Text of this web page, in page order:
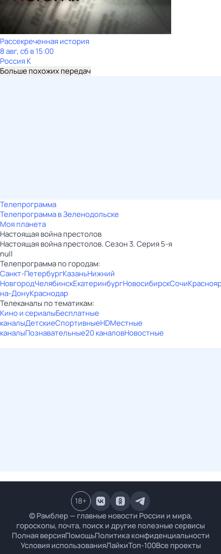
Рассекреченная история
8 авг, сб в 15:00
Россия К
Больше похожих передач
Телепрограмма
Телепрограмма в Зеленодольске
Моя планета
Настоящая война престолов
Настоящая война престолов. Сезон 3. Серия 5-я
null
Телепрограмма по городам:
Санкт-ПетербургКазаньНижний
НовгородЧелябинскЕкатеринбургНовосибирскСочи
на-ДонуКраснодар
Телеканалы по тематикам:
Кино и сериалыБесплатные
каналыДетскиеСпортивныеHDМестные
каналыПознавательные20 каналовНовостные
© Рамблер — главные новости России и мира,
гороскопы, почта, поиск и другие полезные сервисы
Полная версияПомощьПолитика конфиденциальности
Условия использованияЛайкиТоп-100Все проекты
18+